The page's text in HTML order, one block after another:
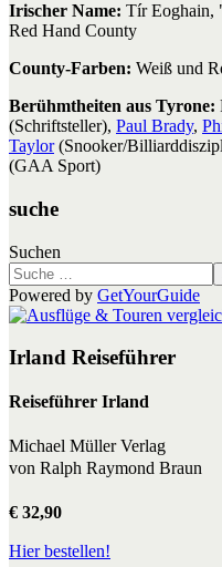
Irischer Name: Tír Eoghain,
Red Hand County
County-Farben: Weiß und
Berühmtheiten aus Tyrone:
(Schriftsteller), Paul Brady,
Taylor(Snooker/
(GAA Sport)
suche
Suchen
Powered by GetYourGuide
Irland Reiseführer
Reiseführer Irland
Michael Müller Verlag
von Ralph Raymond Braun
€ 32,90
Hier bestellen!